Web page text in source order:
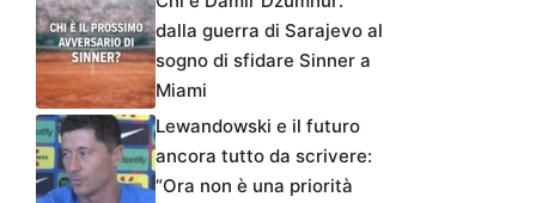
dalla guerra di Sarajevo al
sogno di sfidare Sinner a
Miami
Lewandowski e il futuro
ancora tutto da scrivere:
“Ora non è una priorità